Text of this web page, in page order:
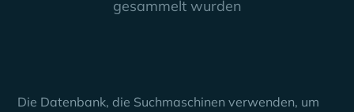
gesammelt wurden
Die Datenbank, die Suchmaschinen verwenden, um